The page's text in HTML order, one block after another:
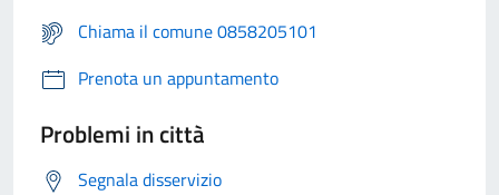
Chiama il comune 0858205101
Prenota un appuntamento
Problemi in città
Segnala disservizio